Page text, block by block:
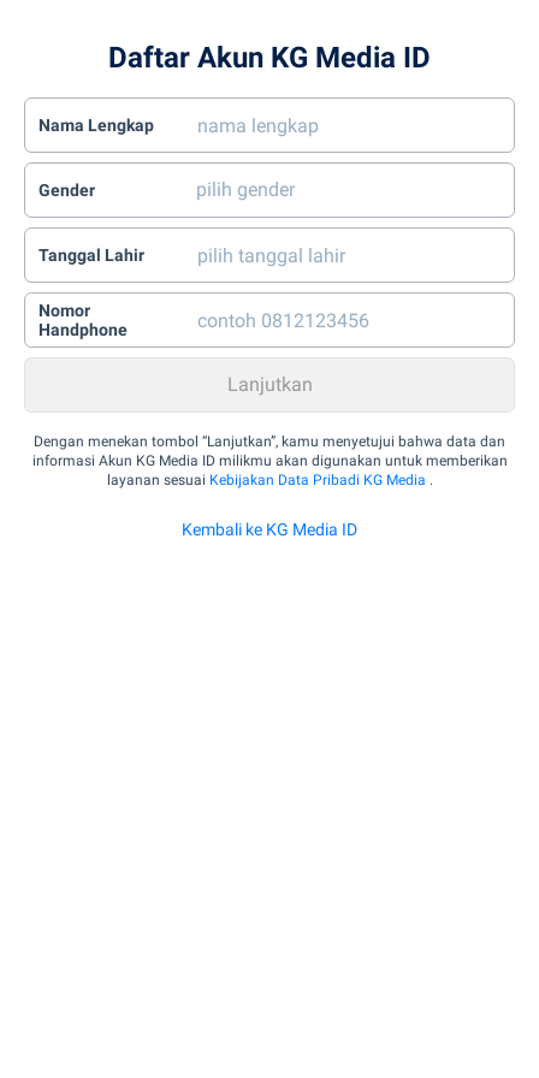
Daftar Akun KG Media ID
Nama Lengkap
Gender
Tanggal Lahir
Nomor
Handphone
Dengan menekan tombol “Lanjutkan”, kamu menyetujui bahwa data dan
informasi Akun KG Media ID milikmu akan digunakan untuk memberikan
layanan sesuai Kebijakan Data Pribadi KG Media .
Kembali ke KG Media ID